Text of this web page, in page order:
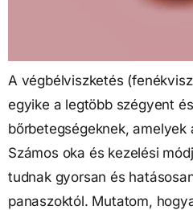
A végbélviszketés
egyike a legtöbb szégyent
bőrbetegségeknek,
Számos oka és kezelési
tudnak gyorsan és
panaszoktól. Mutatom,